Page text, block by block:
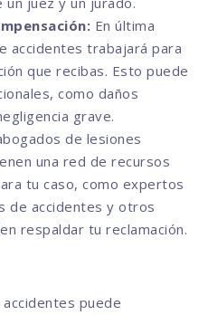
En última
accidentes trabajará para
que recibas. Esto puede
como daños
grave.
de lesiones
una red de recursos
tu caso, como expertos
de accidentes y otros
respaldar tu reclamación.
puede